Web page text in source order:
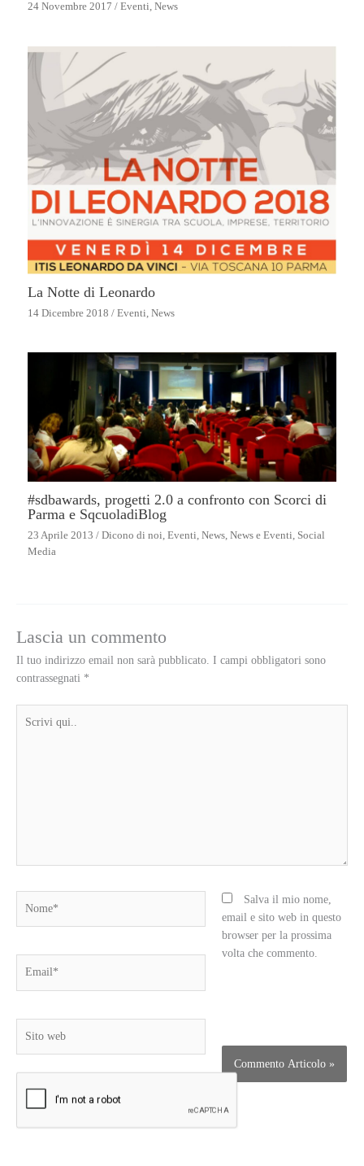
24 Novembre 2017 / Eventi, News
La Notte di Leonardo
14 Dicembre 2018 / Eventi, News
#sdbawards, progetti 2.0 a confronto con Scorci di
Parma e SqcuoladiBlog
23 Aprile 2013 / Dicono di noi Eventi News, News e Eventi Social
Media
Lascia un commento
Il tuo indirizzo email non sarà pubblicato. I campi obbligatori sono
contrassegnati *
qui..
web
Salva il mio nome,
email e sito web in questo
browser per la prossima
volta che commento.